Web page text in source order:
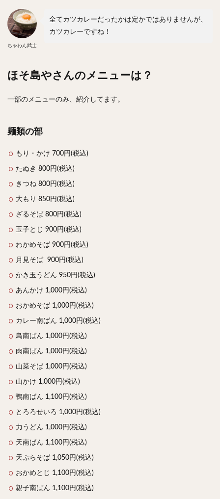
ちゃわん武士
全てカツカレーだったかは定かではありませんが、
カツカレーですね！
ほそ島やさんのメニューは？
一部のメニューのみ、紹介してます。
麺類の部
もり・かけ 700円(税込)
たぬき 800円(税込)
きつね 800円(税込)
大もり 850円(税込)
ざるそば 800円(税込)
玉子とじ 900円(税込)
わかめそば 900円(税込)
月見そば 900円(税込)
かき玉うどん 950円(税込)
あんかけ 1,000円(税込)
おかめそば 1,000円(税込)
カレー南ばん 1,000円(税込)
鳥南ばん 1,000円(税込)
肉南ばん 1,000円(税込)
山菜そば 1,000円(税込)
山かけ 1,000円(税込)
鴨南ばん 1,100円(税込)
とろろせいろ 1,000円(税込)
力うどん 1,000円(税込)
天南ばん 1,100円(税込)
天ぷらそば 1,050円(税込)
おかめとじ 1,100円(税込)
親子南ばん 1,100円(税込)